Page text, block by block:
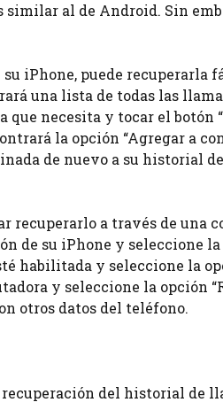
similar al de Android. Sin
iPhone, puede recuperarla
una lista de todas las
que necesita y tocar el botón
la opción “Agregar a
de nuevo a su historial de
recuperarlo a través de una
de su iPhone y seleccione
habilitada y seleccione la
y seleccione la opción
otros datos del teléfono.
del historial de